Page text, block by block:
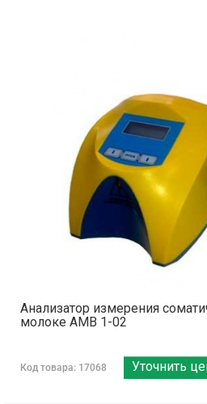
Анализатор измерения
молоке АМВ 1-02
Код товара: 17068 Уточнить